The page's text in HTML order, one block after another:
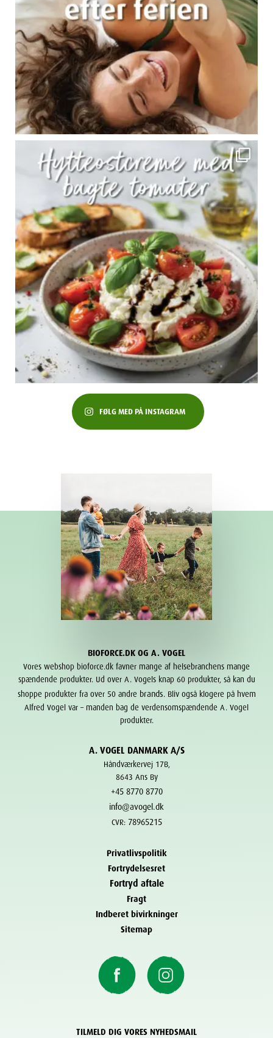
FØLG MED PÅ INSTAGRAM
BIOFORCE.DK OG A. VOGEL
Vores webshop bioforce.dk favner mange af helsebranchens mange
spændende produkter. Ud over A. Vogels knap 60 produkter, så kan du
shoppe produkter fra over 50 andre brands. Bliv også klogere på hvem
Alfred Vogel var – manden bag de verdensomspændende A. Vogel
produkter.
A. VOGEL DANMARK A/S
Håndværkervej 17B,
8643 Ans By
+45 8770 8770
info@avogel.dk
CVR: 78965215
Privatlivspolitik
Fortrydelsesret
Fortryd aftale
Fragt
Indberet bivirkninger
Sitemap
TILMELD DIG VORES NYHEDSMAIL